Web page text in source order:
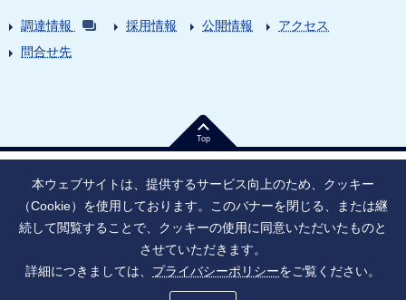
調達情報 採用情報 公開情報
アクセス
問合せ先
Top
法人番号：9010005023796 東京都千代田区大手町1丁目7番1号
寄附のお願い
ご利用上の注意
ソーシャル・ネットワーキング・サービス運用ポリシー
アクセシビリティ
本ウェブサイトは、提供するサービス向上のため、クッキー
（Cookie）を使用しております。このバナーを閉じる、または継
続して閲覧することで、クッキーの使用に同意いただいたものと
させていただきます。
詳細につきましては、 プライバシーポリシーをご覧ください。